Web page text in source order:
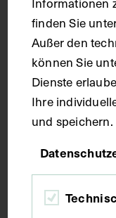
Technik
Druck
Maße
Bildmaß 24,7 x 16
Kurzbeschreibung
finden Sie
Außer den
können Sie
Dienste
Ihre
und speichern.